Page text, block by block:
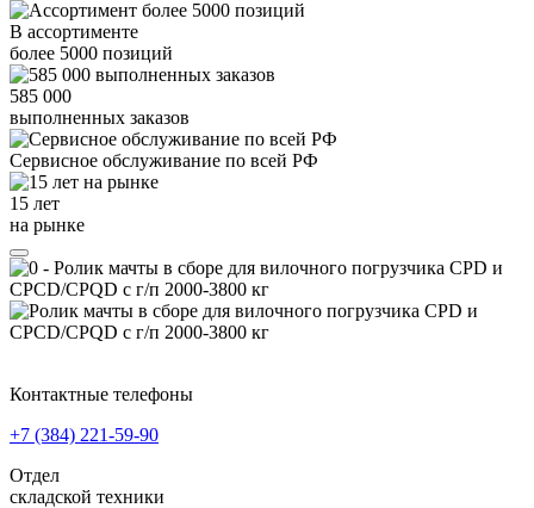
В ассортименте
более 5000 позиций
585 000
выполненных заказов
Сервисное обслуживание по всей РФ
15 лет
на рынке
Контактные телефоны
+7 (384) 221-59-90
Отдел
складской техники